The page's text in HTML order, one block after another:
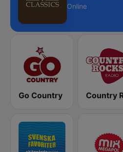
Online
Go Country